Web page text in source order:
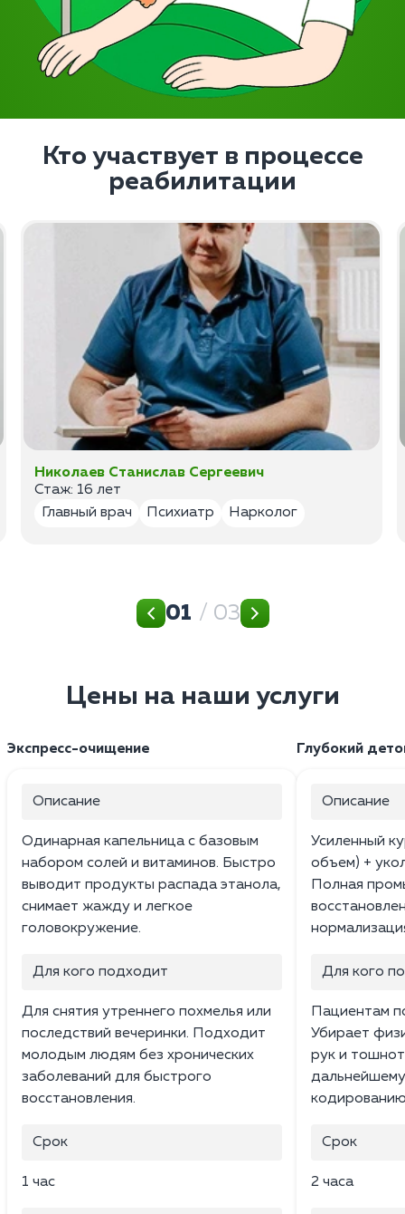
Кто участвует в процессе
реабилитации
Николаев Станислав Сергеевич
Стаж: 16 лет
Главный врач
Психиатр Нарколог
01 / 03
Цены на наши услуги
Экспресс-очищение
Описание
Одинарная капельница с базовым
набором солей и витаминов. Быстро
выводит продукты распада этанола,
снимает жажду и легкое
головокружение.
Для кого подходит
Для снятия утреннего похмелья или
последствий вечеринки. Подходит
молодым людям без хронических
заболеваний для быстрого
восстановления.
Срок
1 час
Глубокий
Описание
Усиленный
объем) +
Полная
Для кого
Пациентам
Убирает
рук и
Срок
2 часа